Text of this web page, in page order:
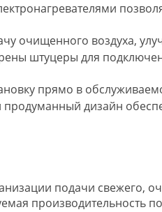
очищенного воздуха,
штуцеры для
прямо в
дизайн
подачи свежего,
производительность